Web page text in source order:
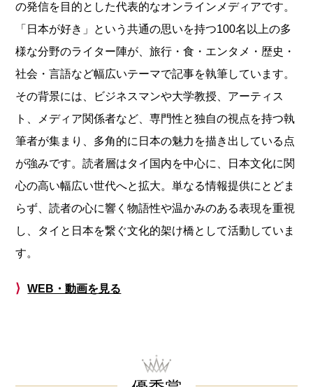
の発信を目的とした代表的なオンラインメディアです。
「日本が好き」という共通の思いを持つ100名以上の多
様な分野のライター陣が、旅行・食・エンタメ・歴史・
社会・言語など幅広いテーマで記事を執筆しています。
その背景には、ビジネスマンや大学教授、アーティス
ト、メディア関係者など、専門性と独自の視点を持つ執
筆者が集まり、多角的に日本の魅力を描き出している点
が強みです。読者層はタイ国内を中心に、日本文化に関
心の高い幅広い世代へと拡大。単なる情報提供にとどま
らず、読者の心に響く物語性や温かみのある表現を重視
し、タイと日本を繋ぐ文化的架け橋として活動していま
す。
⟩ WEB・動画を見る